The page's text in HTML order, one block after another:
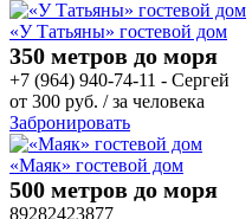
«У Татьяны» гостевой дом
350 метров до моря
+7 (964) 940-74-11 - Сергей
от 300 руб. / за человека
Забронировать
«Маяк» гостевой дом
500 метров до моря
89282423877